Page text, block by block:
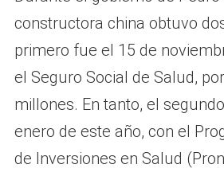
constructora china obtuvo
primero fue el 15 de
el Seguro Social de Salud,
millones. En tanto, el
enero de este año, con el
de Inversiones en Salud